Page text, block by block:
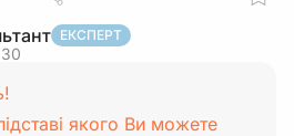
ЕКСПЕРТ
якого Ви можете